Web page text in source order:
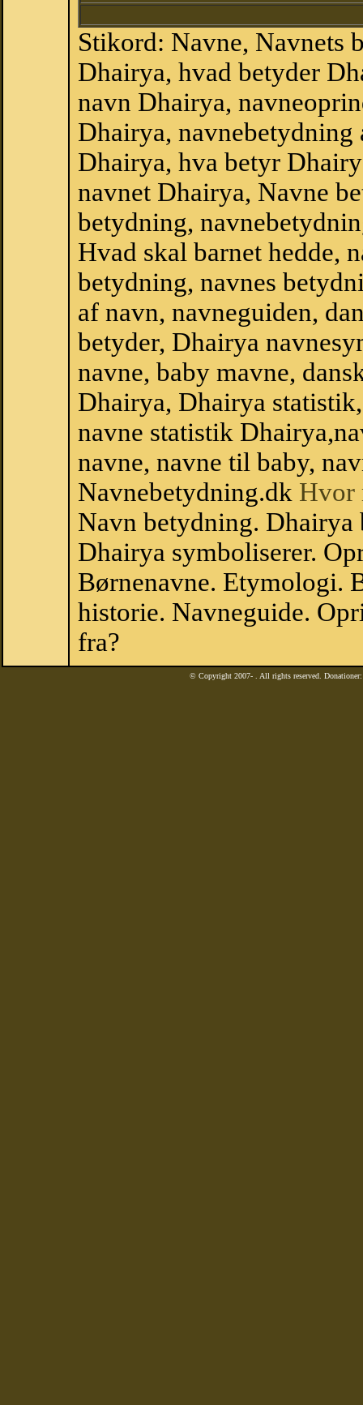
Stikord: Navne, Navnets
Dhairya, hvad betyder
navn Dhairya,
Dhairya,
Dhairya, hva betyr
navnet Dhairya, Navne
betydning,
Hvad skal barnet hedde,
betydning, navnes
af navn, navneguiden,
betyder, Dhairya
navne, baby mavne,
Dhairya, Dhairya
navne statistik
navne, navne til baby,
Navnebetydning.dk Hvor
Navn betydning.
Dhairya symboliserer.
Børnenavne. Etymologi.
historie. Navneguide.
fra?
© Copyright 2007- . All rights reserved.